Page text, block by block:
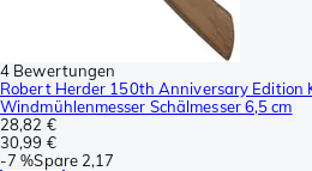
4 Bewertungen
Robert Herder 150th Anniversary Edition
Windmühlenmesser Schälmesser 6,5 cm
28,82 €
30,99 €
-7 %Spare 2,17